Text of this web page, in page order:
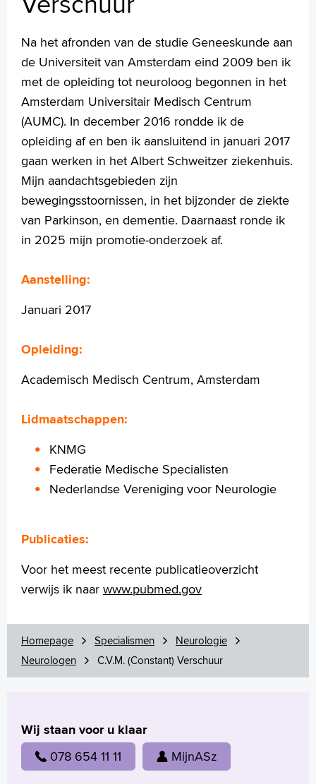
Handige links
Homepage
Praktische informatie
Specialismen
Werken en leren
Medewerkers
Contact
MijnASz
English
Na het afronden van de studie Geneeskunde aan
de Universiteit van Amsterdam eind 2009 ben ik
met de opleiding tot neuroloog begonnen in het
Amsterdam Universitair Medisch Centrum
(AUMC). In december 2016 rondde ik de
opleiding af en ben ik aansluitend in januari 2017
gaan werken in het Albert Schweitzer ziekenhuis.
Mijn aandachtsgebieden zijn
bewegingsstoornissen, in het bijzonder de ziekte
van Parkinson, en dementie. Daarnaast ronde ik
in 2025 mijn promotie-onderzoek af.
Aanstelling:
Januari 2017
Opleiding:
Academisch Medisch Centrum, Amsterdam
Lidmaatschappen:
KNMG
Federatie Medische Specialisten
Nederlandse Vereniging voor Neurologie
Publicaties:
Voor het meest recente publicatieoverzicht
verwijs ik naar www.pubmed.gov
Homepage Specialismen
Neurologie
Neurologen
C.V.M. (Constant) Verschuur
Wij staan voor u klaar
078 654 11 11 MijnASz